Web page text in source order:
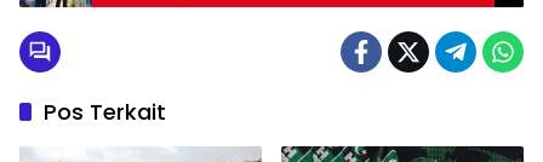
Pos Terkait